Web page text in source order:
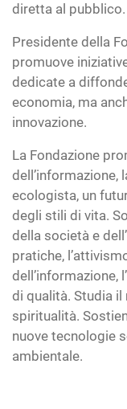
diretta al pubblico.
Presidente della
promuove
dedicate a
economia, ma
innovazione.
La Fondazione
dell’informazione,
ecologista, un
degli stili di vita.
della società e
pratiche,
dell’informazione,
di qualità. Studia
spiritualità.
nuove tecnologie
ambientale.